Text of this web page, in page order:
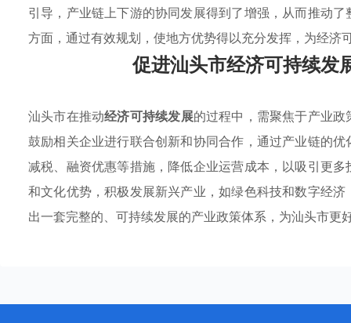
引导，产业链上下游的协同发展得到了增强，从而推动
方面，通过有效规划，使地方优势得以充分发挥，为经济
促进汕头市经济可持续发
汕头市在推动经济可持续发展的过程中，需聚焦于产业
鼓励相关企业进行联合创新和协同合作，通过产业链的
减税、融资优惠等措施，降低企业运营成本，以吸引更
和文化优势，积极发展新兴产业，如绿色科技和数字经
出一套完整的、可持续发展的产业政策体系，为汕头市更